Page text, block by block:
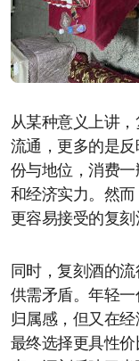
从某种意义上讲
流通，更多的是
份与地位，消费
和经济实力。然
更容易接受的复刻
同时，复刻酒的
供需矛盾。年轻
归属感，但又在
最终选择更具性